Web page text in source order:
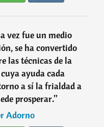
vez fue un medio
se ha convertido
las técnicas de la
ayuda cada
a sí la frialdad a
prosperar.”
Adorno